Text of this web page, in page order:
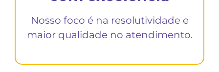
Nosso foco é na resolutividade e
maior qualidade no atendimento.